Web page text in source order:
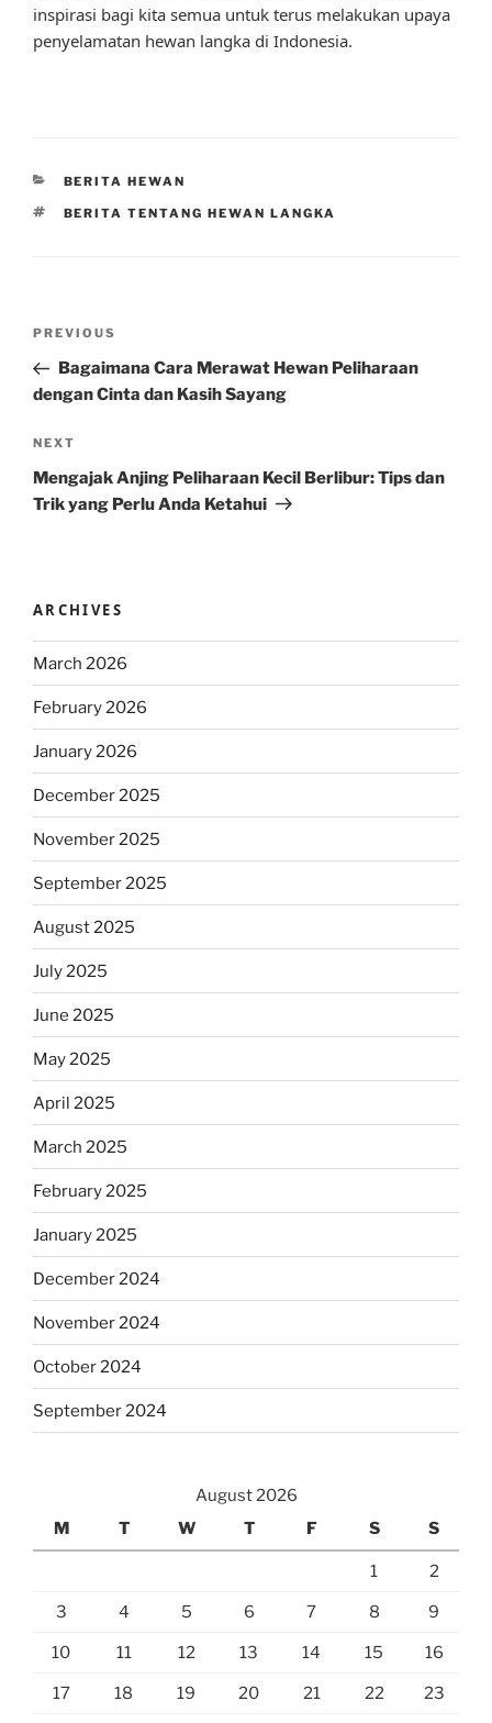
inspirasi bagi kita semua untuk terus melakukan upaya
penyelamatan hewan langka di Indonesia.
CATEGORIES
BERITA HEWAN
TAGS
BERITA TENTANG HEWAN LANGKA
Previous
Post
PREVIOUS
Bagaimana Cara Merawat Hewan Peliharaan
dengan Cinta dan Kasih Sayang
Next
Post
NEXT
Mengajak Anjing Peliharaan Kecil Berlibur: Tips dan
Trik yang Perlu Anda Ketahui
ARCHIVES
March 2026
February 2026
January 2026
December 2025
November 2025
September 2025
August 2025
July 2025
June 2025
May 2025
April 2025
March 2025
February 2025
January 2025
December 2024
November 2024
October 2024
September 2024
August 2026
M
T W T F S S
1 2
3 4 5 6 7 8 9
10 11 12 13 14 15 16
17 18 19 20 21 22 23